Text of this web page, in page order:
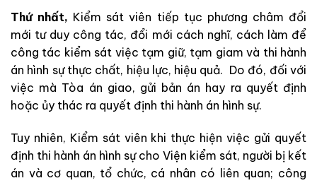
Thứ nhất, Kiểm sát viên tiếp tục phương châm đổi
mới tư duy công tác, đổi mới cách nghĩ, cách làm để
công tác kiểm sát việc tạm giữ, tạm giam và thi hành
án hình sự thực chất, hiệu lực, hiệu quả. Do đó, đối với
việc mà Tòa án giao, gửi bản án hay ra quyết định
hoặc ủy thác ra quyết định thi hành án hình sự.
Tuy nhiên, Kiểm sát viên khi thực hiện việc gửi quyết
định thi hành án hình sự cho Viện kiểm sát, người bị kết
án và cơ quan, tổ chức, cá nhân có liên quan; công